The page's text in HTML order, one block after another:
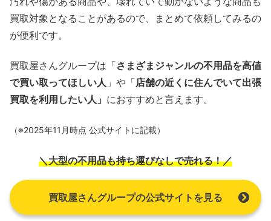
買取対象となることがあるので、まとめて依頼してみるの
が便利です。
買取屋さんグループは「さまざまジャンルの不用品を高値
で買い取ってほしい人 」や「店舗の近くに住んでいて出張
買取を利用したい人」 におすすめと言えます。
（※2025年11月時点 公式サイトに記載）
＼大型の不用品も持ち運びなしで売れる！／
買取屋さんグループの公式サイトを見る